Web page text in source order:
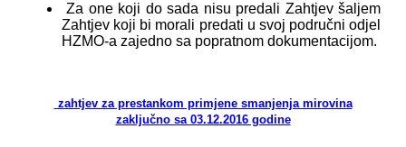
Za one koji do sada nisu predali Zahtjev šaljem
Zahtjev koji bi morali predati u svoj područni odjel
HZMO-a zajedno sa popratnom dokumentacijom.
zahtjev za prestankom primjene smanjenja mirovina
zaključno sa 03.12.2016 godine